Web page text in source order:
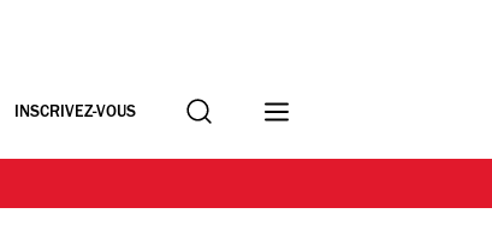
INSCRIVEZ-VOUS Recherche